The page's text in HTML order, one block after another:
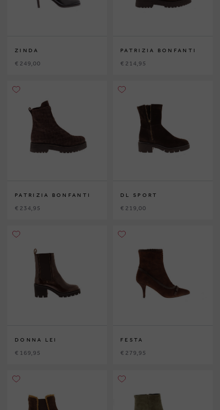
ZINDA
€ 249,00
PATRIZIA BONFANTI
€ 214,95
PATRIZIA BONFANTI
€ 234,95
DL SPORT
€ 219,00
DONNA LEI
€ 169,95
FESTA
€ 279,95